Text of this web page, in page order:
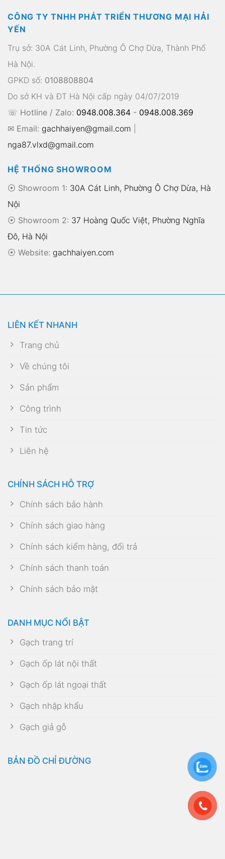
CÔNG TY TNHH PHÁT TRIỂN THƯƠNG MẠI HẢI
YẾN
Trụ sở: 30A Cát Linh, Phường Ô Chợ Dừa, Thành Phố
Hà Nội.
GPKD số: 0108808804
Do sở KH và ĐT Hà Nội cấp ngày 04/07/2019
☏ Hotline / Zalo: 0948.008.364 - 0948.008.369
✉ Email: gachhaiyen@gmail.com
nga87.vlxd@gmail.com
HỆ THỐNG SHOWROOM
⦿ Showroom 1: 30A Cát Linh, Phường Ô Chợ Dừa, Hà
Nội
⦿ Showroom 2: 37 Hoàng Quốc Việt, Phường Nghĩa
Đô, Hà Nội
⦿ Website: gachhaiyen.com
LIÊN KẾT NHANH
Trang chủ
Về chúng tôi
Sản phẩm
Công trình
Tin tức
Liên hệ
CHÍNH SÁCH HỖ TRỢ
Chính sách bảo hành
Chính sách giao hàng
Chính sách kiểm hàng, đổi trả
Chính sách thanh toán
Chính sách bảo mật
DANH MỤC NỔI BẬT
Gạch trang trí
Gạch ốp lát nội thất
Gạch ốp lát ngoại thất
Gạch nhập khẩu
Gạch giả gỗ
BẢN ĐỒ CHỈ ĐƯỜNG